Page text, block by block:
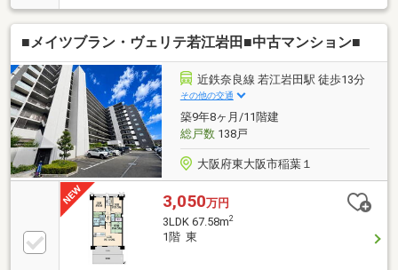
ペース豊富でたっぷり収納可能です
■メイツブラン・ヴェリテ若江岩田■中古マンション■
近鉄奈良線 若江岩田駅 徒歩13分
その他の交通
築9年8ヶ月/11階建
総戸数138戸
大阪府東大阪市稲葉１
3,050万円
3LDK 67.58m2
1階 東